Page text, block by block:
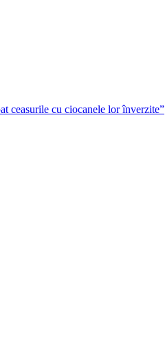
ceasurile cu ciocanele lor înverzite”